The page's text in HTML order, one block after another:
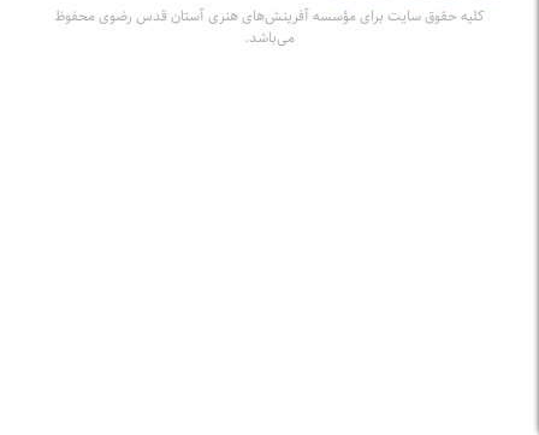
کلیه حقوق سایت برای مؤسسه آفرینش‌های هنری آستان قدس رضوی محفوظ
می‌باشد.